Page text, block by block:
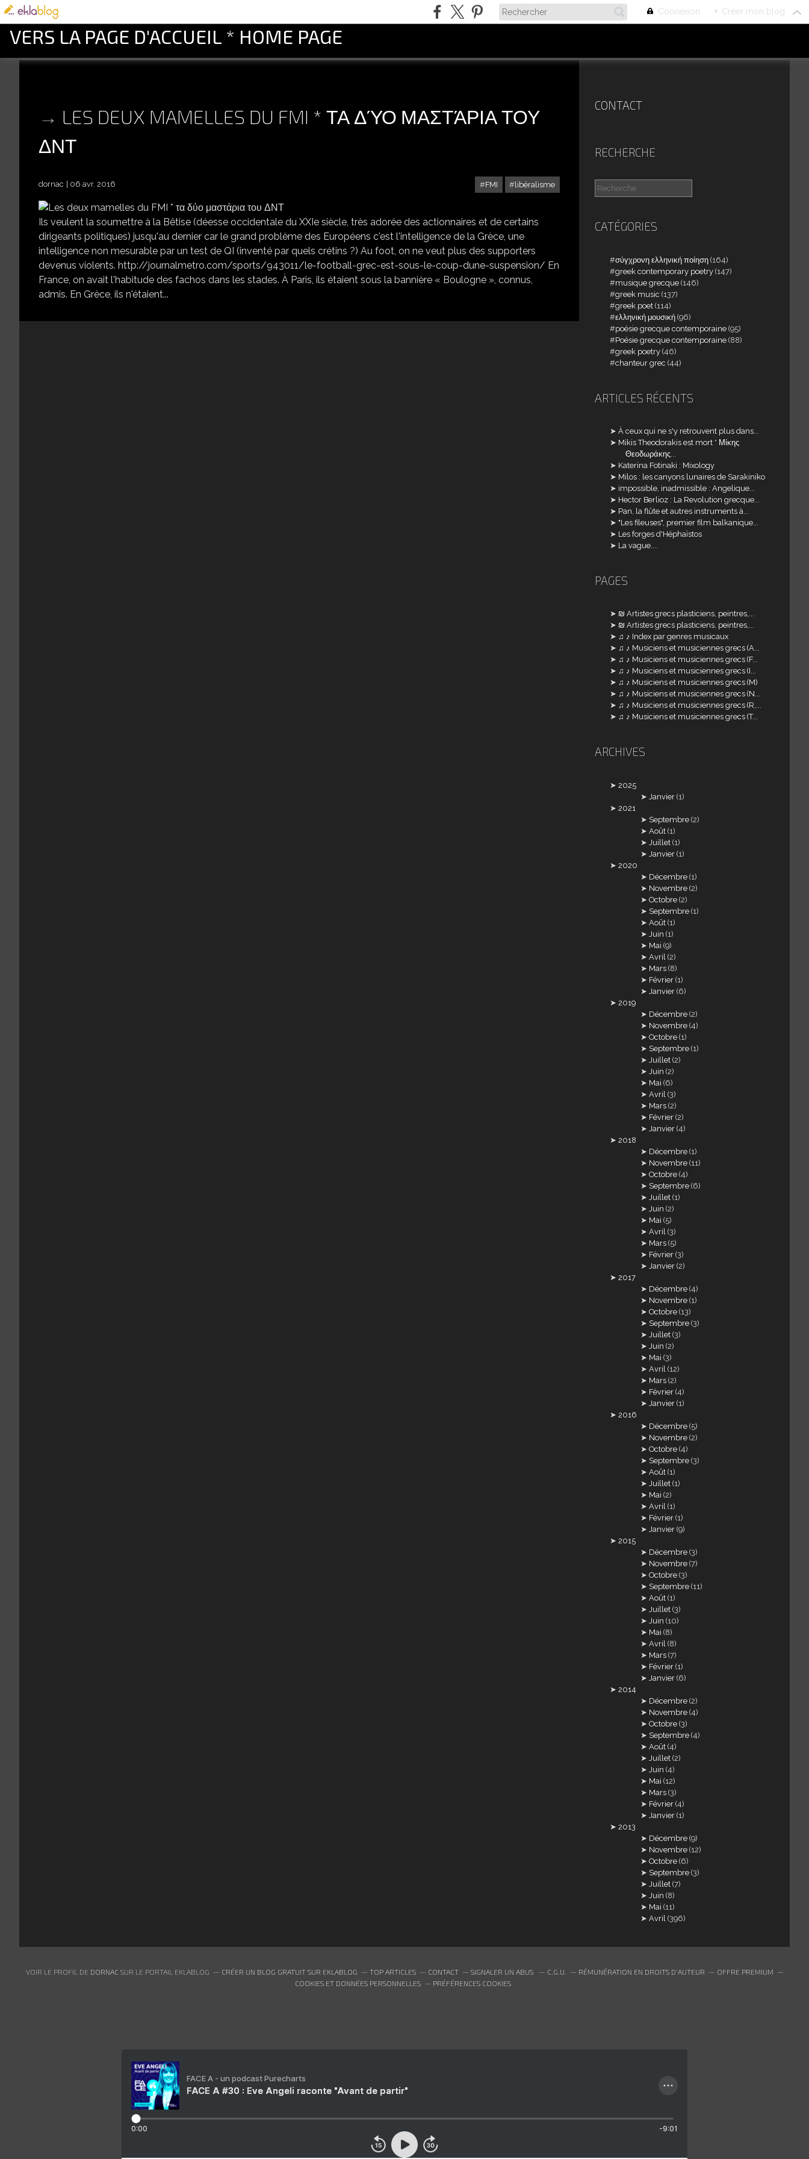
Connexion + Créer mon blog
VERS LA PAGE D'ACCUEIL * HOME PAGE
LES DEUX MAMELLES DU FMI * ΤΑ ΔΎΟ ΜΑΣΤΆΡΙΑ ΤΟΥ
ΔΝΤ
FMI libéralisme
dornac 06 avr. 2016 LES DEUX MAMELLES DU FMI * ΤΑ ΔΎΟ ΜΑΣΤΆΡΙΑ ΤΟΥ ΔΝΤ
Ils veulent la soumettre à la Bêtise (déesse occidentale du XXIe siècle, très adorée des actionnaires et de certains
dirigeants politiques) jusqu'au dernier car le grand problème des Européens c'est l'intelligence de la Grèce, une
intelligence non mesurable par un test de QI (inventé par quels crétins ?) Au foot, on ne veut plus des supporters
devenus violents. http://journalmetro.com/sports/943011/le-football-grec-est-sous-le-coup-dune-suspension/ En
France, on avait l'habitude des fachos dans les stades. À Paris, ils étaient sous la bannière « Boulogne », connus,
admis. En Grèce, ils n'étaient...
CONTACT
RECHERCHE
CATÉGORIES
σύγχρονη ελληνική ποίηση (164)
greek contemporary poetry (147)
musique grecque (146)
greek music (137)
greek poet (114)
ελληνική μουσική (96)
poésie grecque contemporaine (95)
Poésie grecque contemporaine (88)
greek poetry (46)
chanteur grec (44)
ARTICLES RÉCENTS
À ceux qui ne s'y retrouvent plus dans...
Mikis Theodorakis est mort * Μίκης
Θεοδωράκης...
Katerina Fotinaki : Mixology
Milos : les canyons lunaires de Sarakiniko
impossible, inadmissible : Angelique...
Hector Berlioz : La Revolution grecque...
Pan, la flûte et autres instruments à...
"Les fileuses", premier film balkanique...
Les forges d'Héphaïstos
La vague....
PAGES
₪ Artistes grecs plasticiens, peintres,...
₪ Artistes grecs plasticiens, peintres,...
♫ ♪ Index par genres musicaux
♫ ♪ Musiciens et musiciennes grecs (A...
♫ ♪ Musiciens et musiciennes grecs (F...
♫ ♪ Musiciens et musiciennes grecs (I...
♫ ♪ Musiciens et musiciennes grecs (M)
♫ ♪ Musiciens et musiciennes grecs (N...
♫ ♪ Musiciens et musiciennes grecs (R,...
♫ ♪ Musiciens et musiciennes grecs (T...
ARCHIVES
2025
Janvier (1)
2021
Septembre (2)
Août (1)
Juillet (1)
Janvier (1)
2020
Décembre (1)
Novembre (2)
Octobre (2)
Septembre (1)
Août (1)
Juin (1)
Mai (9)
Avril (2)
Mars (8)
Février (1)
Janvier (6)
2019
Décembre (2)
Novembre (4)
Octobre (1)
Septembre (1)
Juillet (2)
Juin (2)
Mai (6)
Avril (3)
Mars (2)
Février (2)
Janvier (4)
2018
Décembre (1)
Novembre (11)
Octobre (4)
Septembre (6)
Juillet (1)
Juin (2)
Mai (5)
Avril (3)
Mars (5)
Février (3)
Janvier (2)
2017
Décembre (4)
Novembre (1)
Octobre (13)
Septembre (3)
Juillet (3)
Juin (2)
Mai (3)
Avril (12)
Mars (2)
Février (4)
Janvier (1)
2016
Décembre (5)
Novembre (2)
Octobre (4)
Septembre (3)
Août (1)
Juillet (1)
Mai (2)
Avril (1)
Février (1)
Janvier (9)
2015
Décembre (3)
Novembre (7)
Octobre (3)
Septembre (11)
Août (1)
Juillet (3)
Juin (10)
Mai (8)
Avril (8)
Mars (7)
Février (1)
Janvier (6)
2014
Décembre (2)
Novembre (4)
Octobre (3)
Septembre (4)
Août (4)
Juillet (2)
Juin (4)
Mai (12)
Mars (3)
Février (4)
Janvier (1)
2013
Décembre (9)
Novembre (12)
Octobre (6)
Septembre (3)
Juillet (7)
Juin (8)
Mai (11)
Avril (396)
VOIR LE PROFIL DE DORNACSUR LE PORTAIL EKLABLOG CRÉER UN BLOG GRATUIT SUR EKLABLOG TOP ARTICLES CONTACT SIGNALER UN ABUS C.G.U. RÉMUNÉRATION EN DROITS D'AUTEUR
OFFRE PREMIUM
COOKIES ET DONNÉES PERSONNELLES
PRÉFÉRENCES COOKIES
FACE A - un podcast Purecharts
FACE A #30 : Eve Angeli raconte "Avant de partir"
0:00 -9:01